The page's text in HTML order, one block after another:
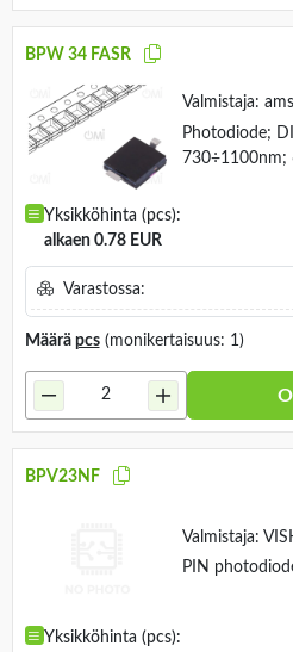
BPW 34 FASR
Valmistaja:
Photodiode;
730÷1100nm;
Yksikköhinta (pcs):
alkaen 0.78 EUR
Varastossa:
Määrä pcs(monikertaisuus: 1)
BPV23NF
Valmistaja:
PIN
Yksikköhinta (pcs):